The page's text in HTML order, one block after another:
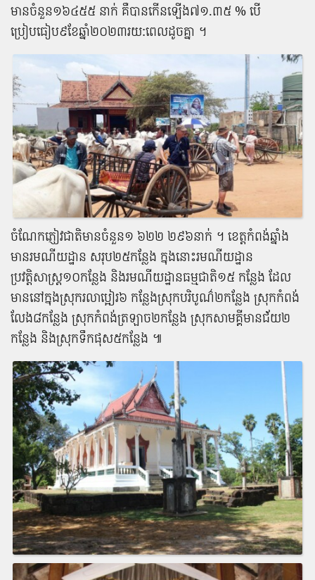
មាន​ចំនួន​១៦៤៥៥ នាក់ គឺ​បាន​កើនឡើង​៧១.៣៥ % បើ​
ប្រៀបធៀប​៩​ខែ​ឆ្នាំ​២០២៣​រយ​:​ពេល​ដូច​គ្នា ។
ចំណែក​ភ្ញៀវ​ជាតិ​មាន​ចំនួន​១ ៦២២ ២៩៦​នាក់ ។ ខេត្តកំពង់ឆ្នាំង​
មាន​រមណីយដ្ឋាន សរុប​២៥​កន្លែង ក្នុង​នោះ​រមណីយដ្ឋាន​
ប្រវត្តិសាស្ត្រ​១០​កន្លែង និង​រមណីយដ្ឋាន​ធម្មជាតិ​១៥ កន្លែង ដែល​
មាននៅ​ក្នុងស្រុក​រលាប្អៀរ​៦ កន្លែង​ស្រុក​បរិបូណ៌​២​កន្លែង ស្រុក​កំពង់
លែង​៨​កន្លែង ស្រុក​កំពង់ត្រឡាច​២​កន្លែង ស្រុក​សាមគ្គី​មាន​ជ័យ​២​
កន្លែង និង​ស្រុក​ទឹកផុស​៥​កន្លែង ៕